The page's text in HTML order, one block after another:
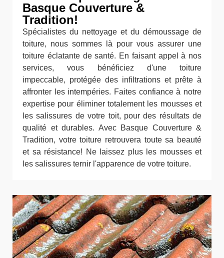
Basque Couverture &
Tradition!
Spécialistes du nettoyage et du démoussage de
toiture, nous sommes là pour vous assurer une
toiture éclatante de santé. En faisant appel à nos
services, vous bénéficiez d'une toiture
impeccable, protégée des infiltrations et prête à
affronter les intempéries. Faites confiance à notre
expertise pour éliminer totalement les mousses et
les salissures de votre toit, pour des résultats de
qualité et durables. Avec Basque Couverture &
Tradition, votre toiture retrouvera toute sa beauté
et sa résistance! Ne laissez plus les mousses et
les salissures ternir l'apparence de votre toiture.